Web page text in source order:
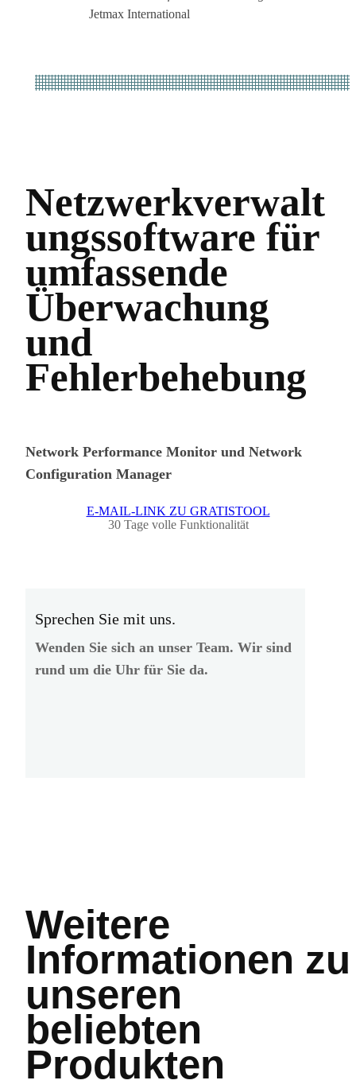
Jetmax International
Netzwerkverwalt
ungssoftware für
umfassende
Überwachung
und
Fehlerbehebung
Network Performance Monitor und Network
Configuration Manager
E-MAIL-LINK ZU GRATISTOOL
30 Tage volle Funktionalität
Sprechen Sie mit uns.
Wenden Sie sich an unser Team. Wir sind
rund um die Uhr für Sie da.
Weitere
Informationen zu
unseren
beliebten
Produkten